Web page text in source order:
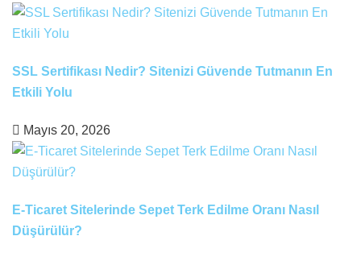
SSL Sertifikası Nedir? Sitenizi Güvende Tutmanın En
Etkili Yolu
Mayıs 20, 2026
E-Ticaret Sitelerinde Sepet Terk Edilme Oranı Nasıl
Düşürülür?